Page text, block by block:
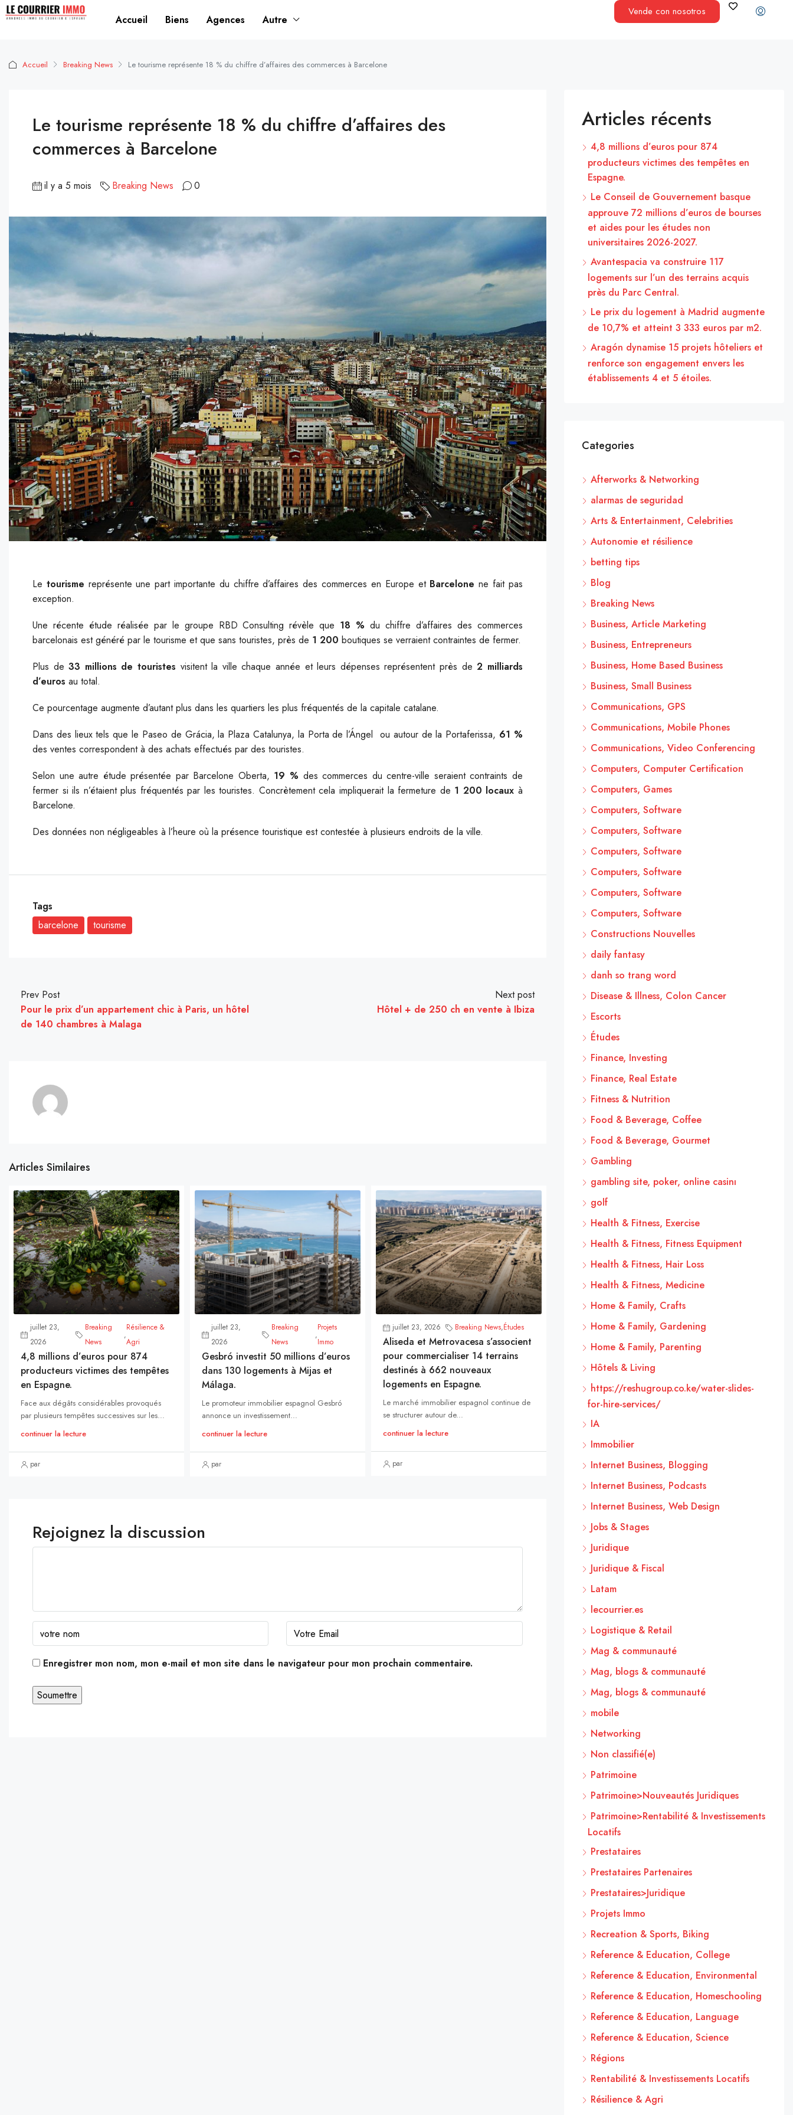
Accueil Biens Agences Autre
Vende con nosotros
Accueil Breaking News Le tourisme représente 18 % du chiffre d’affaires des commerces à Barcelone
Le tourisme représente 18 % du chiffre d’affaires des
commerces à Barcelone
il y a 5 mois Breaking News 0
Le tourisme représente une part importante du chiffre d’affaires des commerces en Europe et Barcelone ne fait pas
exception.
Une récente étude réalisée par le groupe RBD Consulting révèle que 18 % du chiffre d’affaires des commerces
barcelonais est généré par le tourisme et que sans touristes, près de 1 200 boutiques se verraient contraintes de fermer.
Plus de33 millions de touristes visitent la ville chaque année et leurs dépenses représentent près de2 milliards
d’euros au total.
Ce pourcentage augmente d’autant plus dans les quartiers les plus fréquentés de la capitale catalane.
Dans des lieux tels que le Paseo de Grácia, la Plaza Catalunya, la Porta de l’Ángel ou autour de la Portaferissa, 61 %
des ventes correspondent à des achats effectués par des touristes.
Selon une autre étude présentée par Barcelone Oberta, 19 % des commerces du centre-ville seraient contraints de
fermer si ils n’étaient plus fréquentés par les touristes. Concrètement cela impliquerait la fermeture de 1 200 locaux à
Barcelone.
Des données non négligeables à l’heure où la présence touristique est contestée à plusieurs endroits de la ville.
Tags
barcelone
tourisme
Prev Post
Pour le prix d’un appartement chic à Paris, un hôtel
de 140 chambres à Malaga
Next post
Hôtel + de 250 ch en vente à Ibiza
Articles Similaires
juillet 23,
2026
Breaking
News
,
Résilience &
Agri
4,8 millions d’euros pour 874
producteurs victimes des tempêtes
en Espagne.
Face aux dégâts considérables provoqués
par plusieurs tempêtes successives sur les...
continuer la lecture
par
juillet 23,
2026
Breaking
News
,
Projets
Immo
Gesbró investit 50 millions d’euros
dans 130 logements à Mijas et
Málaga.
Le promoteur immobilier espagnol Gesbró
annonce un investissement...
continuer la lecture
par
juillet 23, 2026 Breaking News,Études
Aliseda et Metrovacesa s’associent
pour commercialiser 14 terrains
destinés à 662 nouveaux
logements en Espagne.
Le marché immobilier espagnol continue de
se structurer autour de...
continuer la lecture
par
Rejoignez la discussion
Enregistrer mon nom, mon e-mail et mon site dans le navigateur pour mon prochain commentaire.
Articles récents
4,8 millions d’euros pour 874
producteurs victimes des tempêtes en
Espagne.
Le Conseil de Gouvernement basque
approuve 72 millions d’euros de bourses
et aides pour les études non
universitaires 2026-2027.
Avantespacia va construire 117
logements sur l’un des terrains acquis
près du Parc Central.
Le prix du logement à Madrid augmente
de 10,7% et atteint 3 333 euros par m2.
Aragón dynamise 15 projets hôteliers et
renforce son engagement envers les
établissements 4 et 5 étoiles.
Categories
Afterworks & Networking
alarmas de seguridad
Arts & Entertainment, Celebrities
Autonomie et résilience
betting tips
Blog
Breaking News
Business, Article Marketing
Business, Entrepreneurs
Business, Home Based Business
Business, Small Business
Communications, GPS
Communications, Mobile Phones
Communications, Video Conferencing
Computers, Computer Certification
Computers, Games
Computers, Software
Computers, Software
Computers, Software
Computers, Software
Computers, Software
Computers, Software
Constructions Nouvelles
daily fantasy
danh so trang word
Disease & Illness, Colon Cancer
Escorts
Études
Finance, Investing
Finance, Real Estate
Fitness & Nutrition
Food & Beverage, Coffee
Food & Beverage, Gourmet
Gambling
gambling site, poker, online casinı
golf
Health & Fitness, Exercise
Health & Fitness, Fitness Equipment
Health & Fitness, Hair Loss
Health & Fitness, Medicine
Home & Family, Crafts
Home & Family, Gardening
Home & Family, Parenting
Hôtels & Living
https://reshugroup.co.ke/water-slides-
for-hire-services/
IA
Immobilier
Internet Business, Blogging
Internet Business, Podcasts
Internet Business, Web Design
Jobs & Stages
Juridique
Juridique & Fiscal
Latam
lecourrier.es
Logistique & Retail
Mag & communauté
Mag, blogs & communauté
Mag, blogs & communauté
mobile
Networking
Non classifié(e)
Patrimoine
Patrimoine>Nouveautés Juridiques
Patrimoine>Rentabilité & Investissements
Locatifs
Prestataires
Prestataires Partenaires
Prestataires>Juridique
Projets Immo
Recreation & Sports, Biking
Reference & Education, College
Reference & Education, Environmental
Reference & Education, Homeschooling
Reference & Education, Language
Reference & Education, Science
Régions
Rentabilité & Investissements Locatifs
Résilience & Agri